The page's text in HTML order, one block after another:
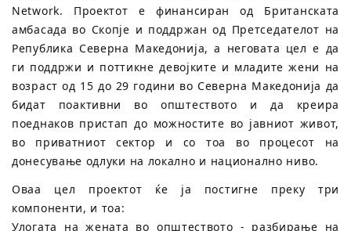
Network. Проектот е финансиран од Британската
амбасада во Скопје и поддржан од Претседателот на
Република Северна Македонија, а неговата цел е да
ги поддржи и поттикне девојките и младите жени на
возраст од 15 до 29 години во Северна Македонија да
бидат поактивни во општеството и да креира
поеднаков пристап до можностите во јавниот живот,
во приватниот сектор и со тоа во процесот на
донесување одлуки на локално и национално ниво.
Оваа цел проектот ќе ја постигне преку три
компоненти, и тоа:
Улогата на жената во општеството - разбирање на